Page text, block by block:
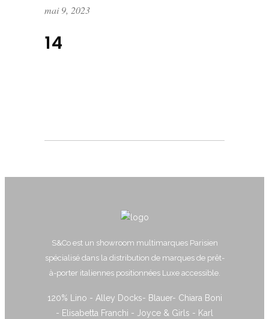
mai 9, 2023
14
S&Co est un showroom multimarques Parisien
spécialisé dans la distribution de marques de prêt-
à-porter italiennes positionnées Luxe accessible.
120% Lino - Alley Docks- Blauer- Chiara Boni
- Elisabetta Franchi - Joyce & Girls - Karl